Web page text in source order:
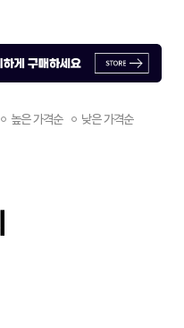
높은 가격순 낮은 가격순